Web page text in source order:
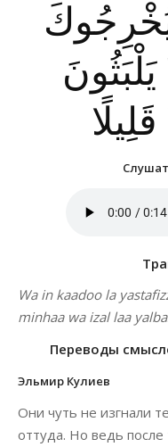
يَلْبَثُونَ
Wa in kaadoo la
minhaa wa izal laa
Переводы
Эльмир Кулиев
Они чуть не изгнали
оттуда. Но ведь после